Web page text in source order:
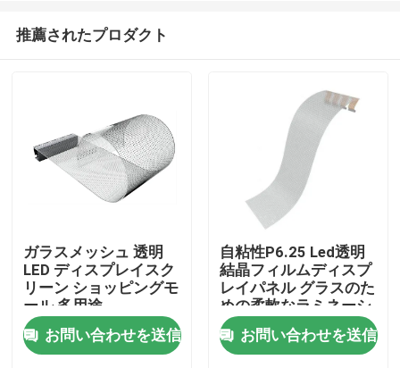
推薦されたプロダクト
ガラスメッシュ 透明
LED ディスプレイスク
リーン ショッピングモ
ール 多用途
お問い合わせを送信
自粘性P6.25 Led透明
結晶フィルムディスプ
レイパネル グラスのた
めの柔軟なラミネーシ
ョン電子広告スクリー
ン お問い合わせを送信